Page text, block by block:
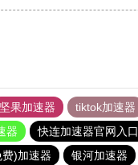
坚果加速器 tiktok加速器
器 快连加速器官网入口
)加速器 银河加速器